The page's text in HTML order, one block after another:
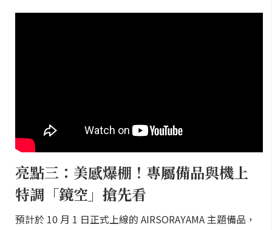
亮點三：美感爆棚！專屬備品與機上
特調「鏡空」搶先看
預計於 10 月 1 日正式上線的 AIRSORAYAMA 主題備品，